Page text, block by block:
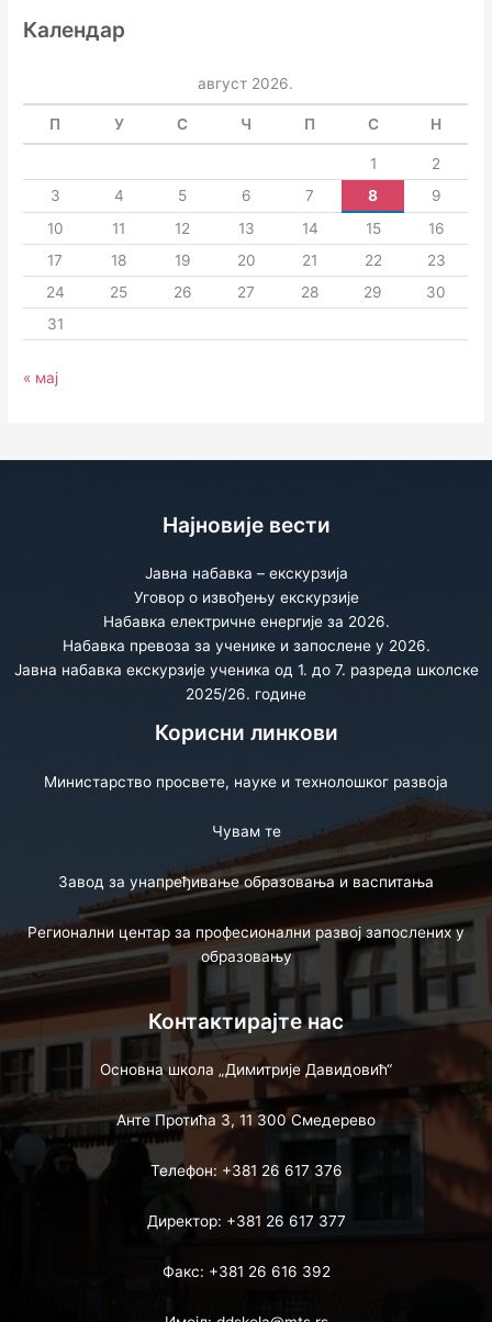
Календар
август 2026.
П У С Ч П С Н
1
2
3
4 5 6 7 8
9
10
11 12 13 14 15
16
17
18 19 20 21 22
23
24
25 26 27 28 29
30
31
« мај
Најновије вести
Јавна набавка – екскурзија
Уговор о извођењу екскурзије
Набавка електричне енергије за 2026.
Набавка превоза за ученике и запослене у 2026.
Јавна набавка екскурзије ученика од 1. до 7. разреда школске
2025/26. године
Корисни линкови
Министарство просвете, науке и технолошког развоја
Чувам те
Завод за унапређивање образовања и васпитања
Регионални центар за професионални развој запослених у
образовању
Контактирајте нас
Основна школа „Димитрије Давидовић“
Анте Протића 3, 11 300 Смедерево
Телефон: +381 26 617 376
Директор: +381 26 617 377
Факс: +381 26 616 392